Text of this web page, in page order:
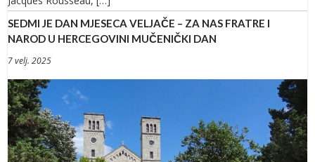
SEDMI JE DAN MJESECA VELJAČE – ZA NAS FRATRE I
NAROD U HERCEGOVINI MUČENIČKI DAN
7 velj. 2025